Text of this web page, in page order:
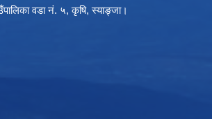
वडा नं. ५, कृषि, स्याङ्जा।